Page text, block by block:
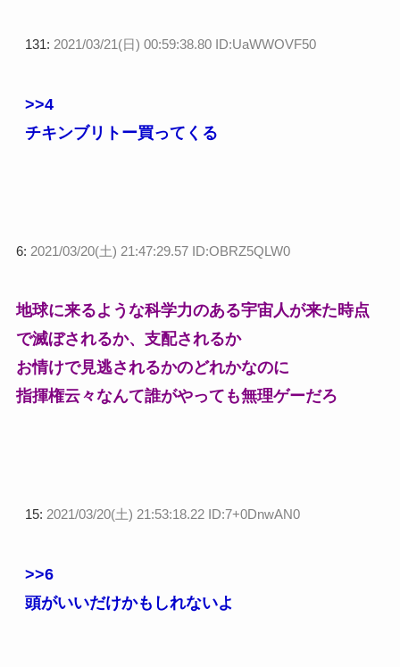
131: 2021/03/21(日) 00:59:38.80 ID:UaWWOVF50
>>4
チキンブリトー買ってくる
6: 2021/03/20(土) 21:47:29.57 ID:OBRZ5QLW0
地球に来るような科学力のある宇宙人が来た時点
で滅ぼされるか、支配されるか
お情けで見逃されるかのどれかなのに
指揮権云々なんて誰がやっても無理ゲーだろ
15: 2021/03/20(土) 21:53:18.22 ID:7+0DnwAN0
>>6
頭がいいだけかもしれないよ